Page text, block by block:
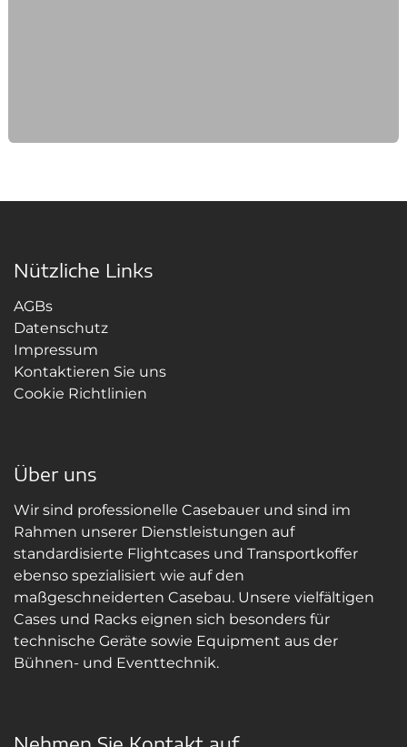
Nützliche Links
AGBs
Datenschutz
Impressum
Kontaktieren Sie uns
Cookie Richtlinien
Über uns
Wir sind professionelle Casebauer und sind im
Rahmen unserer Dienstleistungen auf
standardisierte Flightcases und Transportkoffer
ebenso spezialisiert wie auf den
maßgeschneiderten Casebau. Unsere vielfältigen
Cases und Racks eignen sich besonders für
technische Geräte sowie Equipment aus der
Bühnen- und Eventtechnik.